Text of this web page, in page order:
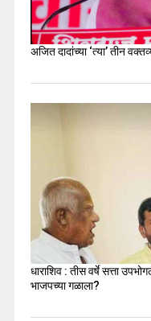
अजित दादांच्या ‘त्या’ तीन
धाराशिव : तीस वर्षे सत्ता
भाजपच्या गळाला?